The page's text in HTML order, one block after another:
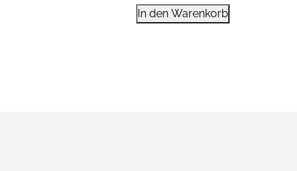
Mitarbeiterschulung
Künstliche
In den Warenkorb